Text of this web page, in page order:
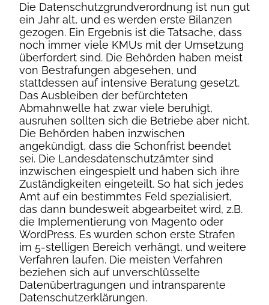
Die Datenschutzgrundverordnung ist nun gut
ein Jahr alt, und es werden erste Bilanzen
gezogen. Ein Ergebnis ist die Tatsache, dass
noch immer viele KMUs mit der Umsetzung
überfordert sind. Die Behörden haben meist
von Bestrafungen abgesehen, und
stattdessen auf intensive Beratung gesetzt.
Das Ausbleiben der befürchteten
Abmahnwelle hat zwar viele beruhigt,
ausruhen sollten sich die Betriebe aber nicht.
Die Behörden haben inzwischen
angekündigt, dass die Schonfrist beendet
sei. Die Landesdatenschutzämter sind
inzwischen eingespielt und haben sich ihre
Zuständigkeiten eingeteilt. So hat sich jedes
Amt auf ein bestimmtes Feld spezialisiert,
das dann bundesweit abgearbeitet wird, z.B.
die Implementierung von Magento oder
WordPress. Es wurden schon erste Strafen
im 5-stelligen Bereich verhängt, und weitere
Verfahren laufen. Die meisten Verfahren
beziehen sich auf unverschlüsselte
Datenübertragungen und intransparente
Datenschutzerklärungen.